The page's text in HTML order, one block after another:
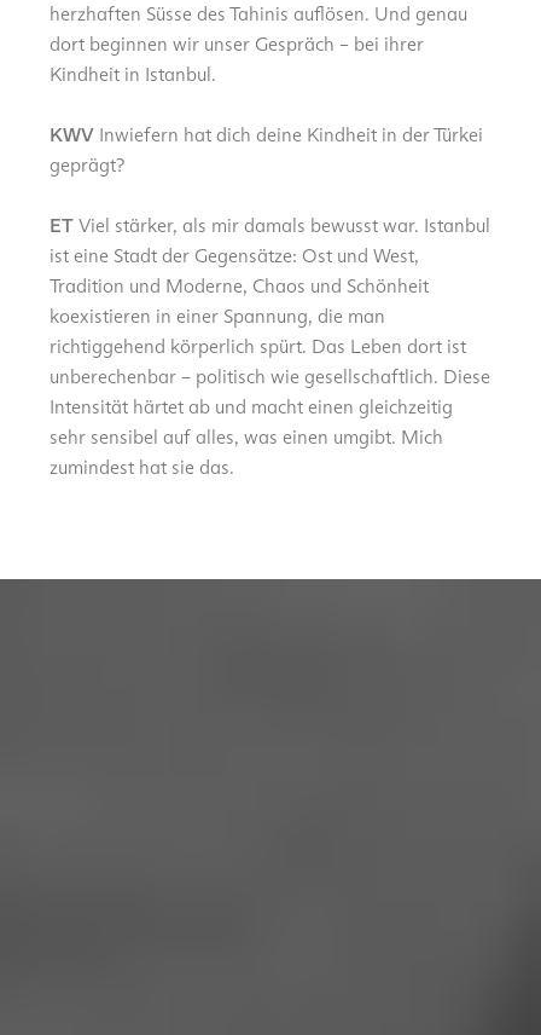
herzhaften Süsse des Tahinis auflösen. Und genau
dort beginnen wir unser Gespräch – bei ihrer
Kindheit in Istanbul.
KWV Inwiefern hat dich deine Kindheit in der Türkei
geprägt?
ET Viel stärker, als mir damals bewusst war. Istanbul
ist eine Stadt der Gegensätze: Ost und West,
Tradition und Moderne, Chaos und Schönheit
koexistieren in einer Spannung, die man
richtiggehend körperlich spürt. Das Leben dort ist
unberechenbar – politisch wie gesellschaftlich. Diese
Intensität härtet ab und macht einen gleichzeitig
sehr sensibel auf alles, was einen umgibt. Mich
zumindest hat sie das.